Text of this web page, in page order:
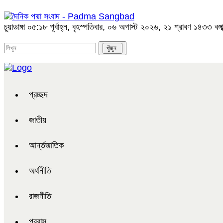
চুয়াডাঙ্গা ০৫:১৮ পূর্বাহ্ন, বৃহস্পতিবার, ০৬ অগাস্ট ২০২৬, ২১ শ্রাবণ ১৪৩৩
প্রচ্ছদ
জাতীয়
আর্ন্তজাতিক
অর্থনীতি
রাজনীতি